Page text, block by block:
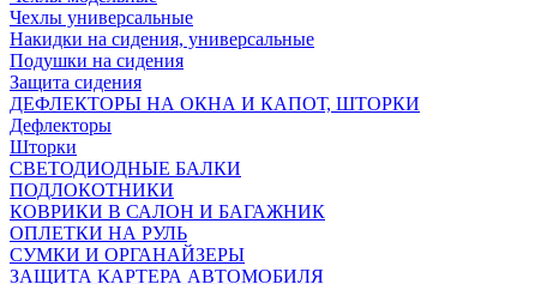
Чехлы универсальные
Накидки на сидения, универсальные
Подушки на сидения
Защита сидения
ДЕФЛЕКТОРЫ НА ОКНА И КАПОТ, ШТОРКИ
Дефлекторы
Шторки
СВЕТОДИОДНЫЕ БАЛКИ
ПОДЛОКОТНИКИ
КОВРИКИ В САЛОН И БАГАЖНИК
ОПЛЕТКИ НА РУЛЬ
СУМКИ И ОРГАНАЙЗЕРЫ
ЗАЩИТА КАРТЕРА АВТОМОБИЛЯ